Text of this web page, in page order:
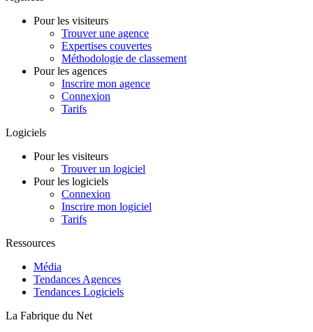
Pour les visiteurs
Trouver une agence
Expertises couvertes
Méthodologie de classement
Pour les agences
Inscrire mon agence
Connexion
Tarifs
Logiciels
Pour les visiteurs
Trouver un logiciel
Pour les logiciels
Connexion
Inscrire mon logiciel
Tarifs
Ressources
Média
Tendances Agences
Tendances Logiciels
La Fabrique du Net